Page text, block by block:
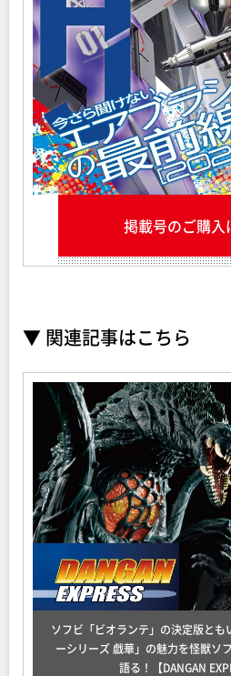
掲載号のご購入
▼ 関連記事はこちら
ソフビ「ビオランテ」の決定版とも
ーシリーズ 戯華」の魅力を怪獣ソ
語る！【DANGAN